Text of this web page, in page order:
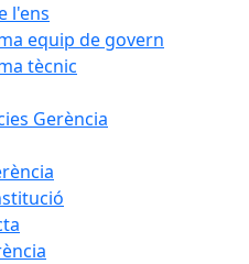
l'ens
equip de govern
tècnic
Gerència